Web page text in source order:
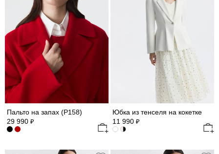
Пальто на запах (Р158)
29 990 ₽
Юбка из тенселя на кокетке
11 990 ₽